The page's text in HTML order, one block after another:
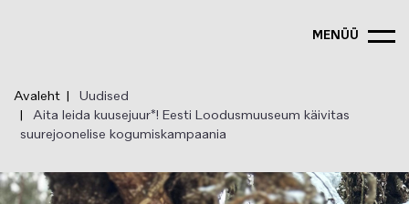
MENÜÜ
Avaleht
Uudised
Aita leida kuusejuur*! Eesti Loodusmuuseum käivitas
suurejoonelise kogumiskampaania